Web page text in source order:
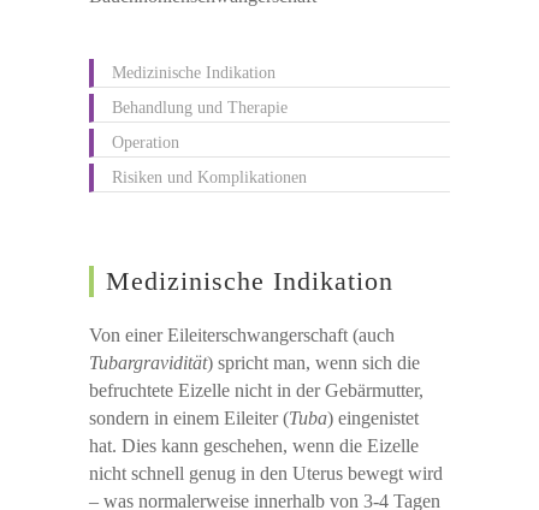
Medizinische Indikation
Behandlung und Therapie
Operation
Risiken und Komplikationen
Medizinische Indikation
Von einer Eileiterschwangerschaft (auch
Tubargravidität) spricht man, wenn sich die
befruchtete Eizelle nicht in der Gebärmutter,
sondern in einem Eileiter (Tuba) eingenistet
hat. Dies kann geschehen, wenn die Eizelle
nicht schnell genug in den Uterus bewegt wird
– was normalerweise innerhalb von 3-4 Tagen